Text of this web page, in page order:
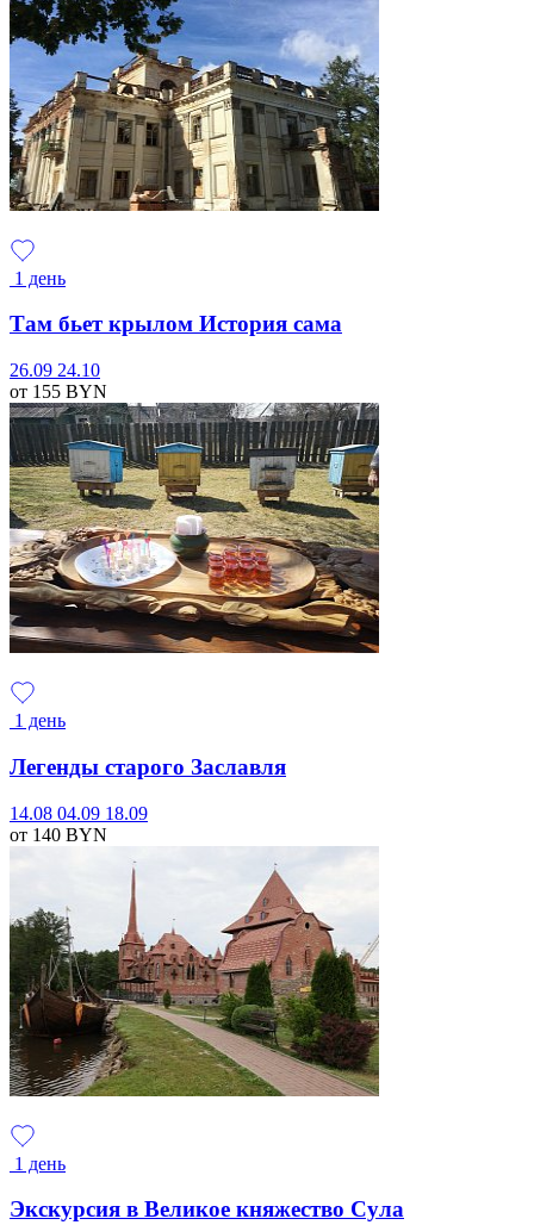
1 день
Там бьет крылом История сама
26.09 24.10
от 155 BYN
1 день
Легенды старого Заславля
14.08 04.09 18.09
от 140 BYN
1 день
Экскурсия в Великое княжество Сула